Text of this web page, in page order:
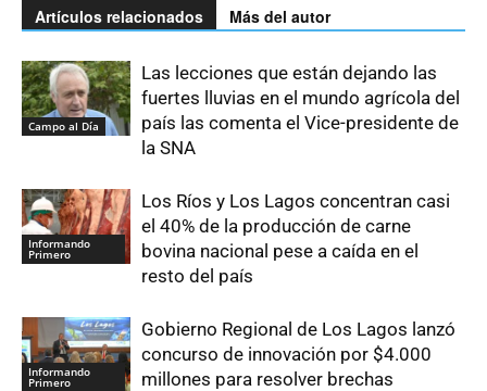
Artículos relacionados Más del autor
Campo al Día
Las lecciones que están dejando las
fuertes lluvias en el mundo agrícola del
país las comenta el Vice-presidente de
la SNA
Informando
Primero
Los Ríos y Los Lagos concentran casi
el 40% de la producción de carne
bovina nacional pese a caída en el
resto del país
Informando
Primero
Gobierno Regional de Los Lagos lanzó
concurso de innovación por $4.000
millones para resolver brechas